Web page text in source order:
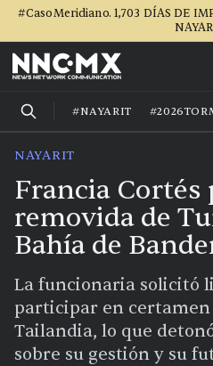
#CasoMeridiano. 1,703 DÍAS DE
#NAYARIT
NAYARIT
Francia Cortés
removida de
Bahía de
La funcionaria solicitó
participar en certamen
Tailandia, lo que
sobre su gestión y su